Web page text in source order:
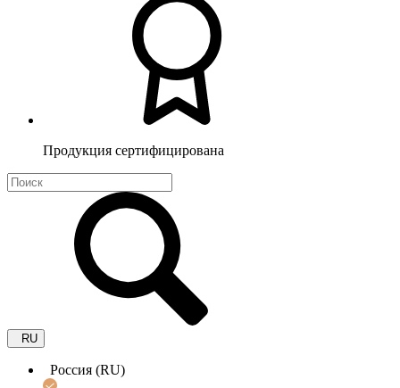
Продукция сертифицирована
RU
Россия (RU)